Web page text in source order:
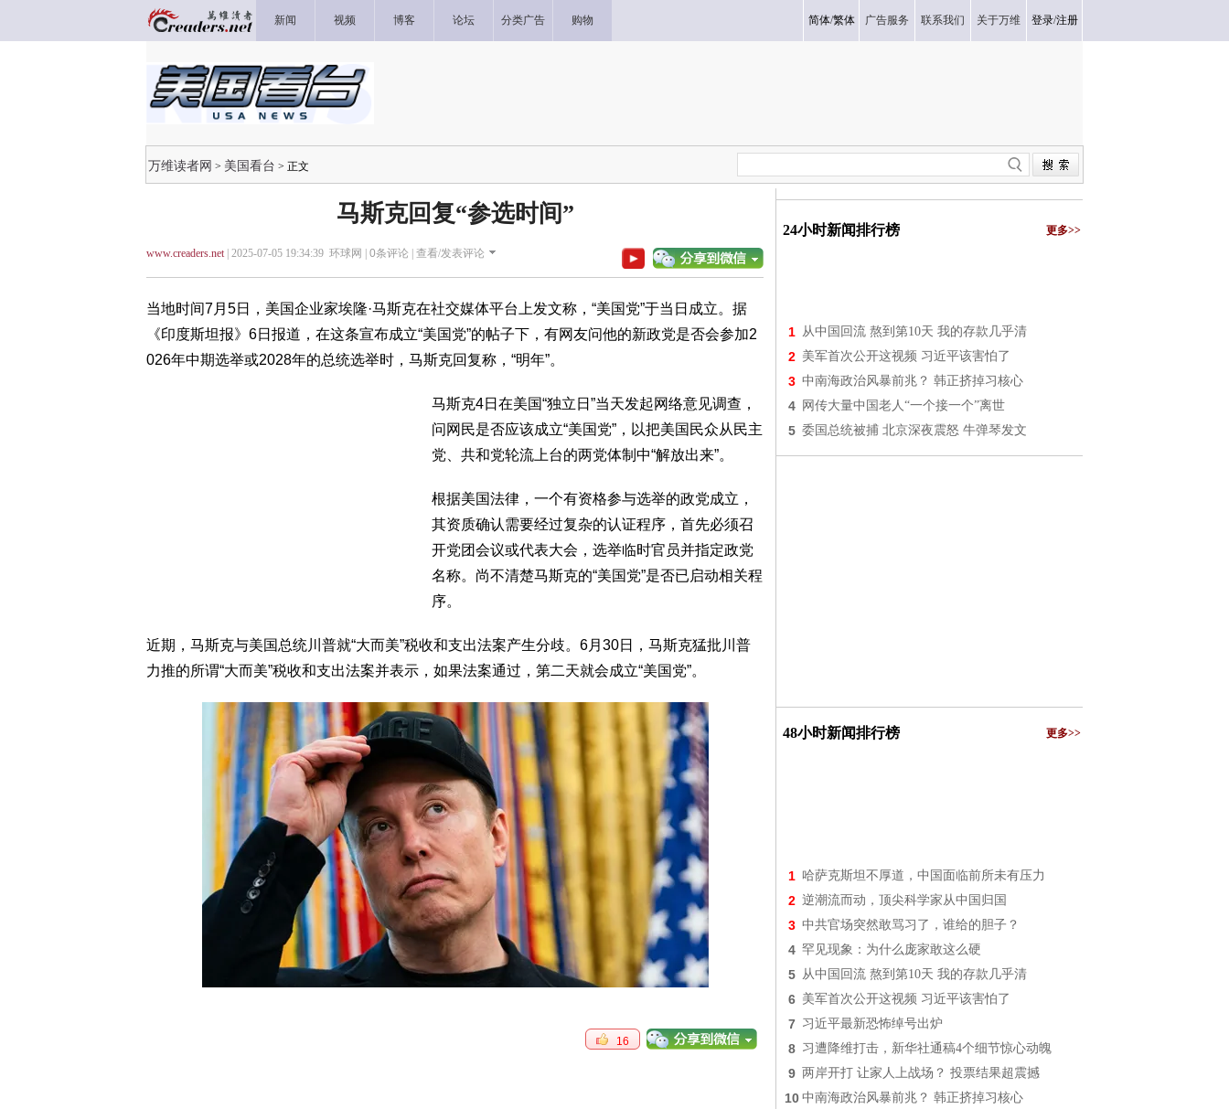
新闻 视频 博客 论坛 分类广告 购物 简体/繁体 广告服务 联系我们 关于万维 登录/注册
万维读者网 > 美国看台 > 正文
马斯克回复“参选时间”
www.creaders.net| 2025-07-05 19:34:39 环球网 | 0条评论 | 查看/发表评论
当地时间7月5日，美国企业家埃隆·马斯克在社交媒体平台上发文称，“美国党”于当日成立。据
《印度斯坦报》6日报道，在这条宣布成立“美国党”的帖子下，有网友问他的新政党是否会参加2
026年中期选举或2028年的总统选举时，马斯克回复称，“明年”。
马斯克4日在美国“独立日”当天发起网络意见调查，
问网民是否应该成立“美国党”，以把美国民众从民主
党、共和党轮流上台的两党体制中“解放出来”。
根据美国法律，一个有资格参与选举的政党成立，
其资质确认需要经过复杂的认证程序，首先必须召
开党团会议或代表大会，选举临时官员并指定政党
名称。尚不清楚马斯克的“美国党”是否已启动相关程
序。
近期，马斯克与美国总统川普就“大而美”税收和支出法案产生分歧。6月30日，马斯克猛批川普
力推的所谓“大而美”税收和支出法案并表示，如果法案通过，第二天就会成立“美国党”。
16
24小时新闻排行榜 更多>>
1 从中国回流 熬到第10天 我的存款几乎清
2 美军首次公开这视频 习近平该害怕了
3 中南海政治风暴前兆？ 韩正挤掉习核心
4 网传大量中国老人“一个接一个”离世
5 委国总统被捕 北京深夜震怒 牛弹琴发文
48小时新闻排行榜 更多>>
1 哈萨克斯坦不厚道，中国面临前所未有压力
2 逆潮流而动，顶尖科学家从中国归国
3 中共官场突然敢骂习了，谁给的胆子？
4 罕见现象：为什么庞家敢这么硬
5 从中国回流 熬到第10天 我的存款几乎清
6 美军首次公开这视频 习近平该害怕了
7 习近平最新恐怖绰号出炉
8 习遭降维打击，新华社通稿4个细节惊心动魄
9 两岸开打 让家人上战场？ 投票结果超震撼
10 中南海政治风暴前兆？ 韩正挤掉习核心